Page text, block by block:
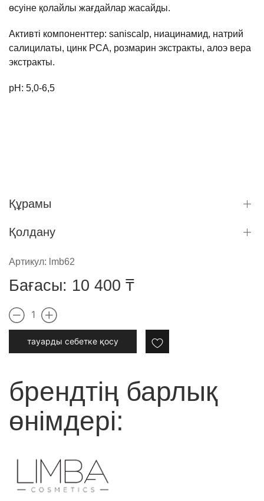
өсуіне қолайлы жағдайлар жасайды.
Активті компоненттер: saniscalp, ниацинамид, натрий
салицилаты, цинк РСА, розмарин экстракты, алоэ вера
экстракты.
pH: 5,0-6,5
Құрамы
Қолдану
Артикул: lmb62
Бағасы: 10 400 ₸
1
тауарды cебетке қосу
брендтің барлық
өнімдері: